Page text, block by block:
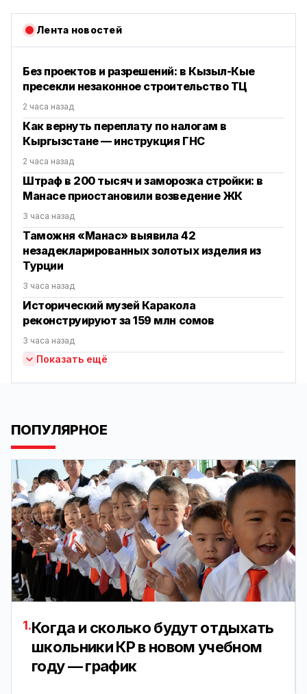
Лента новостей
Без проектов и разрешений: в Кызыл-Кые
пресекли незаконное строительство ТЦ
2 часа назад
Как вернуть переплату по налогам в
Кыргызстане — инструкция ГНС
2 часа назад
Штраф в 200 тысяч и заморозка стройки: в
Манасе приостановили возведение ЖК
3 часа назад
Таможня «Манас» выявила 42
незадекларированных золотых изделия из
Турции
3 часа назад
Исторический музей Каракола
реконструируют за 159 млн сомов
3 часа назад
Показать ещё
ПОПУЛЯРНОЕ
1.Когда и сколько будут отдыхать
школьники КР в новом учебном
году — график